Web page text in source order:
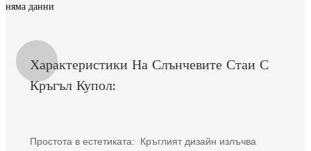
няма данни
Характеристики На Слънчевите Стаи С
Кръгъл Купол:
Простота в естетиката:
Кръглият дизайн излъчва